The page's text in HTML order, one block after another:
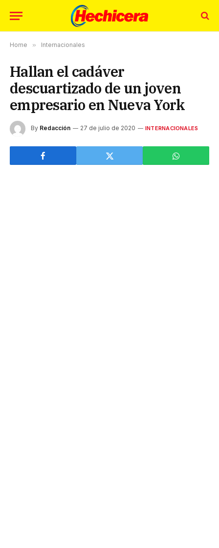
Home » Internacionales
Hallan el cadáver
descuartizado de un joven
empresario en Nueva York
By Redacción 27 de julio de 2020 INTERNACIONALES